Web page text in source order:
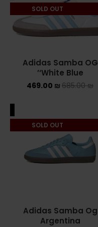
SOLD OUT
Adidas Samba OG
‘White Blue’
685.00₪
469.00 ₪
SOLD OUT
Adidas Samba Og
Argentina